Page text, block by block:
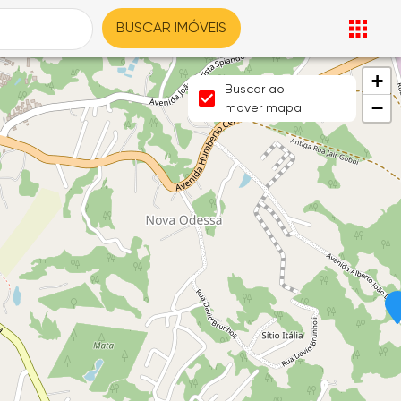
BUSCAR IMÓVEIS
+
−
Buscar ao
mover mapa